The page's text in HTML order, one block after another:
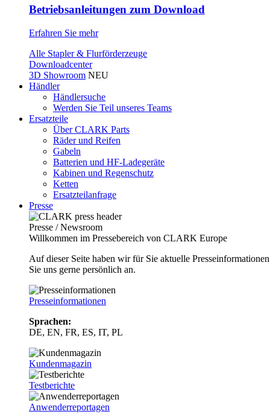
Betriebsanleitungen zum Download
Erfahren Sie mehr
Alle Stapler & Flurförderzeuge
Downloadcenter
3D Showroom NEU
Händler
Händlersuche
Werden Sie Teil unseres Teams
Ersatzteile
Über CLARK Parts
Räder und Reifen
Gabeln
Batterien und HF-Ladegeräte
Kabinen und Regenschutz
Ketten
Ersatzteilanfrage
Presse
Presse / Newsroom
Willkommen im Pressebereich von CLARK Europe
Auf dieser Seite haben wir für Sie aktuelle
Sie uns gerne persönlich an.
Presseinformationen
Sprachen:
DE, EN, FR, ES, IT, PL
Kundenmagazin
Testberichte
Anwenderreportagen